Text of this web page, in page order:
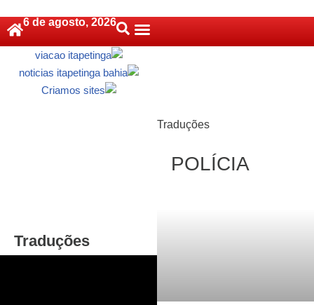
Pular
conteúdo
6 de agosto, 2026
Traduções
Traduções
POLÍCIA